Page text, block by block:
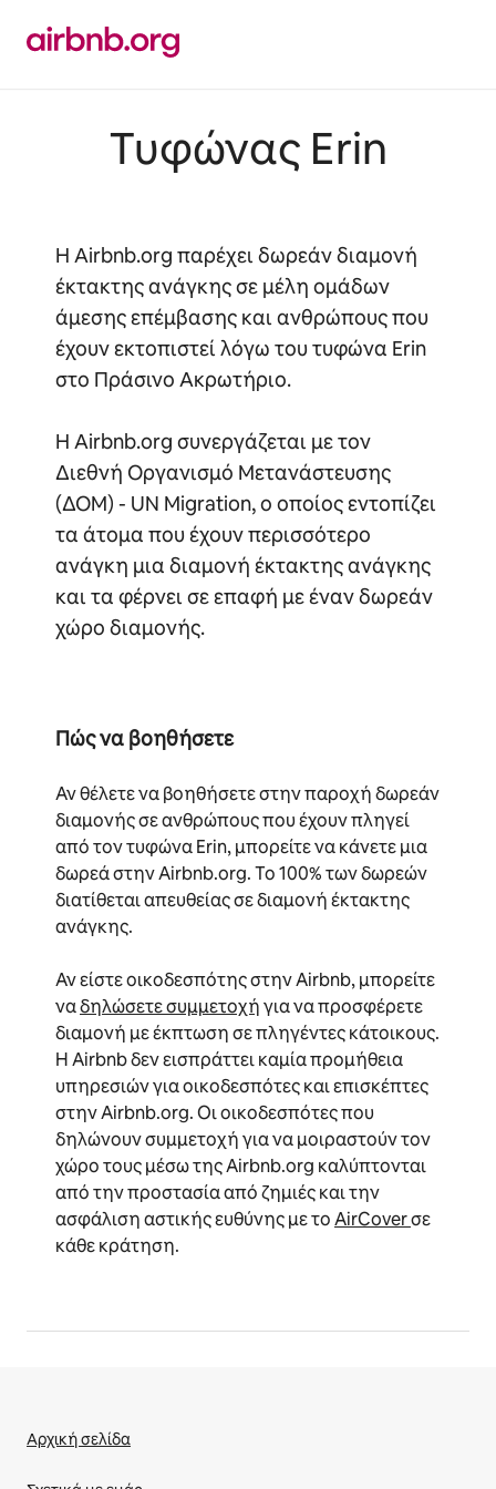
περιεχόμενο
Τυφώνας Erin
Η Airbnb.org παρέχει δωρεάν διαμονή
έκτακτης ανάγκης σε μέλη ομάδων
άμεσης επέμβασης και ανθρώπους που
έχουν εκτοπιστεί λόγω του τυφώνα Erin
στο Πράσινο Ακρωτήριο.
Η Airbnb.org συνεργάζεται με τον
Διεθνή Οργανισμό Μετανάστευσης
(ΔΟΜ) - UN Migration, ο οποίος εντοπίζει
τα άτομα που έχουν περισσότερο
ανάγκη μια διαμονή έκτακτης ανάγκης
και τα φέρνει σε επαφή με έναν δωρεάν
χώρο διαμονής.
Πώς να βοηθήσετε
Αν θέλετε να βοηθήσετε στην παροχή δωρεάν
διαμονής σε ανθρώπους που έχουν πληγεί
από τον τυφώνα Erin, μπορείτε να κάνετε μια
δωρεά στην Airbnb.org. Το 100% των δωρεών
διατίθεται απευθείας σε διαμονή έκτακτης
ανάγκης.
Αν είστε οικοδεσπότης στην Airbnb, μπορείτε
ναδηλώσετε συμμετοχήγια να προσφέρετε
διαμονή με έκπτωση σε πληγέντες κάτοικους.
Η Airbnb δεν εισπράττει καμία προμήθεια
υπηρεσιών για οικοδεσπότες και επισκέπτες
στην Airbnb.org. Οι οικοδεσπότες που
δηλώνουν συμμετοχή για να μοιραστούν τον
χώρο τους μέσω της Airbnb.org καλύπτονται
από την προστασία από ζημιές και την
ασφάλιση αστικής ευθύνης με τοAirCoverσε
κάθε κράτηση.
Αρχική σελίδα